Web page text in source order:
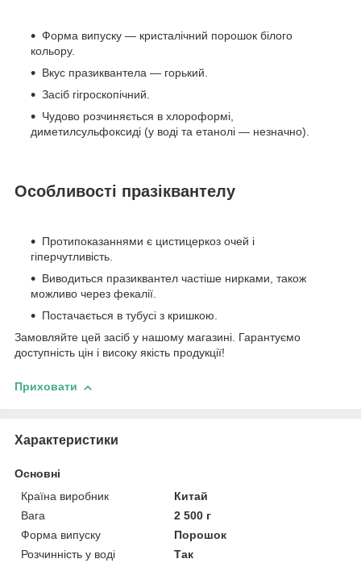
Форма випуску — кристалічний порошок білого
кольору.
Вкус празиквантела — горький.
Засіб гігроскопічний.
Чудово розчиняється в хлороформі,
диметилсульфоксиді (у воді та етанолі — незначно).
Особливості празіквантелу
Протипоказаннями є цистицеркоз очей і
гіперчутливість.
Виводиться празиквантел частіше нирками, також
можливо через фекалії.
Постачається в тубусі з кришкою.
Замовляйте цей засіб у нашому магазині. Гарантуємо
доступність цін і високу якість продукції!
Приховати
Характеристики
Основні
Країна виробник
Китай
Вага
2 500 г
Форма випуску
Порошок
Розчинність у воді
Так